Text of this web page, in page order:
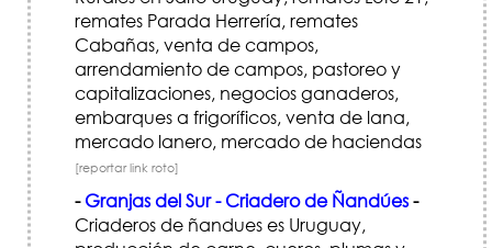
remates Parada Herrería, remates
Cabañas, venta de campos,
arrendamiento de campos, pastoreo y
capitalizaciones, negocios ganaderos,
embarques a frigoríficos, venta de lana,
mercado lanero, mercado de haciendas
[reportar link roto]
- Granjas del Sur - Criadero de Ñandúes-
Criaderos de ñandues es Uruguay,